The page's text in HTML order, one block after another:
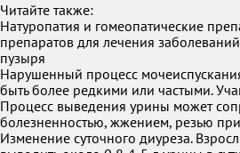
Читайте также:
Натуропатия и гомеопатические
препаратов для лечения
пузыря
Нарушенный процесс
быть более редкими или частыми.
Процесс выведения урины может
болезненностью, жжением, резью
Изменение суточного диуреза.